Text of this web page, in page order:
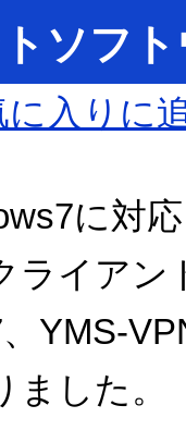
ソフ
に入りに
に対
ライアン
YMS-
ました。